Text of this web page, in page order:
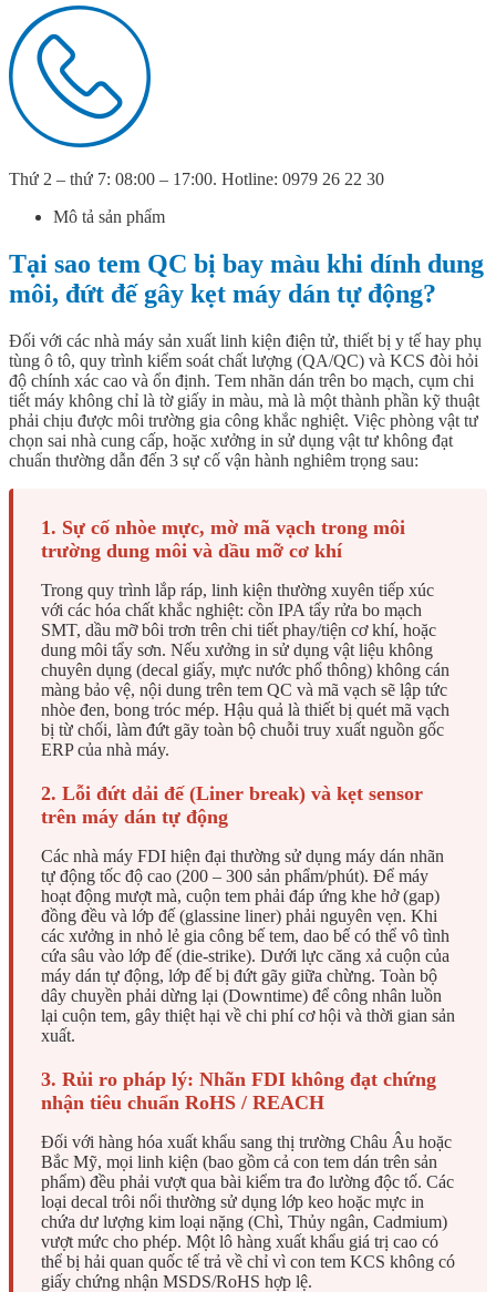
Thứ 2 – thứ 7: 08:00 – 17:00. Hotline: 0979 26 22 30
Mô tả sản phẩm
Tại sao tem QC bị bay màu khi dính dung
môi, đứt đế gây kẹt máy dán tự động?
Đối với các nhà máy sản xuất linh kiện điện tử, thiết bị y tế hay phụ
tùng ô tô, quy trình kiểm soát chất lượng (QA/QC) và KCS đòi hỏi
độ chính xác cao và ổn định. Tem nhãn dán trên bo mạch, cụm chi
tiết máy không chỉ là tờ giấy in màu, mà là một thành phần kỹ thuật
phải chịu được môi trường gia công khắc nghiệt. Việc phòng vật tư
chọn sai nhà cung cấp, hoặc xưởng in sử dụng vật tư không đạt
chuẩn thường dẫn đến 3 sự cố vận hành nghiêm trọng sau:
1. Sự cố nhòe mực, mờ mã vạch trong môi
trường dung môi và dầu mỡ cơ khí
Trong quy trình lắp ráp, linh kiện thường xuyên tiếp xúc
với các hóa chất khắc nghiệt: cồn IPA tẩy rửa bo mạch
SMT, dầu mỡ bôi trơn trên chi tiết phay/tiện cơ khí, hoặc
dung môi tẩy sơn. Nếu xưởng in sử dụng vật liệu không
chuyên dụng (decal giấy, mực nước phổ thông) không cán
màng bảo vệ, nội dung trên tem QC và mã vạch sẽ lập tức
nhòe đen, bong tróc mép. Hậu quả là thiết bị quét mã vạch
bị từ chối, làm đứt gãy toàn bộ chuỗi truy xuất nguồn gốc
ERP của nhà máy.
2. Lỗi đứt dải đế (Liner break) và kẹt sensor
trên máy dán tự động
Các nhà máy FDI hiện đại thường sử dụng máy dán nhãn
tự động tốc độ cao (200 – 300 sản phẩm/phút). Để máy
hoạt động mượt mà, cuộn tem phải đáp ứng khe hở (gap)
đồng đều và lớp đế (glassine liner) phải nguyên vẹn. Khi
các xưởng in nhỏ lẻ gia công bế tem, dao bế có thể vô tình
cứa sâu vào lớp đế (die-strike). Dưới lực căng xả cuộn của
máy dán tự động, lớp đế bị đứt gãy giữa chừng. Toàn bộ
dây chuyền phải dừng lại (Downtime) để công nhân luồn
lại cuộn tem, gây thiệt hại về chi phí cơ hội và thời gian sản
xuất.
3. Rủi ro pháp lý: Nhãn FDI không đạt chứng
nhận tiêu chuẩn RoHS / REACH
Đối với hàng hóa xuất khẩu sang thị trường Châu Âu hoặc
Bắc Mỹ, mọi linh kiện (bao gồm cả con tem dán trên sản
phẩm) đều phải vượt qua bài kiểm tra đo lường độc tố. Các
loại decal trôi nổi thường sử dụng lớp keo hoặc mực in
chứa dư lượng kim loại nặng (Chì, Thủy ngân, Cadmium)
vượt mức cho phép. Một lô hàng xuất khẩu giá trị cao có
thể bị hải quan quốc tế trả về chỉ vì con tem KCS không có
giấy chứng nhận MSDS/RoHS hợp lệ.